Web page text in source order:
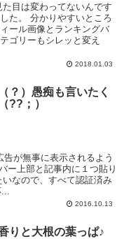
目は変わってないんです
た。 分かりやすいところ
ール画像とランキングバ
ゴリーもシレッと変え
2018.01.03
？）愚痴も言いたく
??；）
が無事に表示されるよう
ー上部と記事内に１つ貼り
なので、すべて認証済み
2016.10.13
りと大根の葉っぱ♪